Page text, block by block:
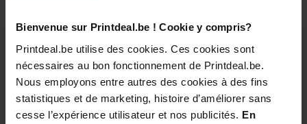
Bienvenue sur Printdeal.be ! Cookie y compris?
Printdeal.be utilise des cookies. Ces cookies sont
nécessaires au bon fonctionnement de Printdeal.be.
Nous employons entre autres des cookies à des fins
statistiques et de marketing, histoire d’améliorer sans
cesse l’expérience utilisateur et nos publicités. En